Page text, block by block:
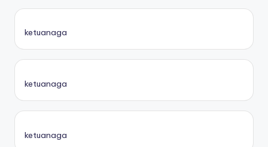
ketuanaga
ketuanaga
ketuanaga